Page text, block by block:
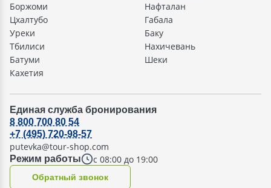
Боржоми
Цхалтубо
Уреки
Тбилиси
Батуми
Кахетия
Нафталан
Габала
Баку
Нахичевань
Шеки
Единая служба бронирования
Режим работы с 08:00 до 19:00
8 800 700 80 54
+7 (495) 720-98-57
putevka@tour-shop.com
Oбратный звонок